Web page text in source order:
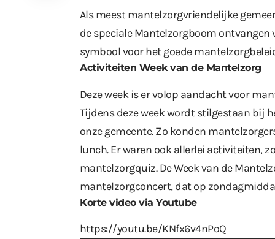
Als meest mantelzorgvriendelijke
de speciale Mantelzorgboom ontvangen
symbool voor het goede
Activiteiten Week van de Mantelzorg
Deze week is er volop aandacht voor
Tijdens deze week wordt stilgestaan bij
onze gemeente. Zo konden
lunch. Er waren ook allerlei activiteiten,
mantelzorgquiz. De Week van de
mantelzorgconcert, dat op
Korte video via Youtube
https://youtu.be/KNfx6v4nPoQ